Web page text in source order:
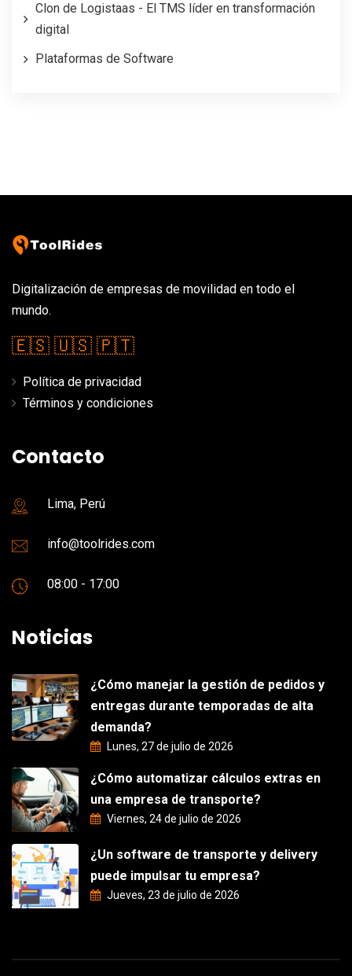
Clon de Logistaas - El TMS líder en transformación
digital
Plataformas de Software
Digitalización de empresas de movilidad en todo el
mundo.
🇪🇸 🇺🇸 🇵🇹
Política de privacidad
Términos y condiciones
Contacto
Lima, Perú
info@toolrides.com
08:00 - 17:00
Noticias
¿Cómo manejar la gestión de pedidos y
entregas durante temporadas de alta
demanda?
Lunes, 27 de julio de 2026
¿Cómo automatizar cálculos extras en
una empresa de transporte?
Viernes, 24 de julio de 2026
¿Un software de transporte y delivery
puede impulsar tu empresa?
Jueves, 23 de julio de 2026